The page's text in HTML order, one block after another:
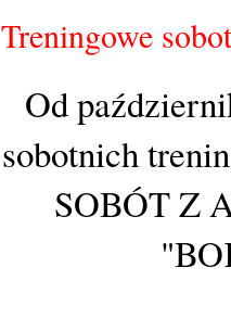
Treningowe
Od
sobotnich
SOBÓT Z